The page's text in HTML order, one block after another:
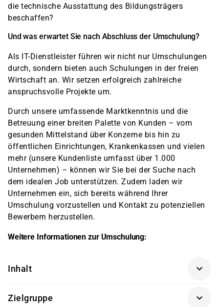
die technische Ausstattung des Bildungsträgers
beschaffen?
Und was erwartet Sie nach Abschluss der Umschulung?
Als IT-Dienstleister führen wir nicht nur Umschulungen
durch, sondern bieten auch Schulungen in der freien
Wirtschaft an. Wir setzen erfolgreich zahlreiche
anspruchsvolle Projekte um.
Durch unsere umfassende Marktkenntnis und die
Betreuung einer breiten Palette von Kunden – vom
gesunden Mittelstand über Konzerne bis hin zu
öffentlichen Einrichtungen, Krankenkassen und vielen
mehr (unsere Kundenliste umfasst über 1.000
Unternehmen) – können wir Sie bei der Suche nach
dem idealen Job unterstützen. Zudem laden wir
Unternehmen ein, sich bereits während Ihrer
Umschulung vorzustellen und Kontakt zu potenziellen
Bewerbern herzustellen.
Weitere Informationen zur Umschulung:
Inhalt
an den Rahmenlehrplan der IHK angepasste
Zielgruppe